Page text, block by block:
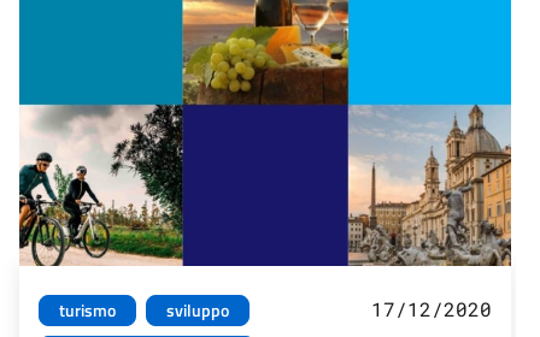
turismo
sviluppo
17/12/2020